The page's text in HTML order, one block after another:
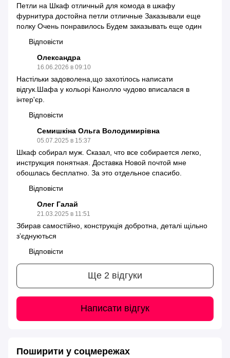
Петли на Шкаф отличный для комода в шкафу
фурнитура достойна петли отличные Заказывали еще
полку Очень понравилось Будем заказывать еще один
Відповісти
Олександра
16.06.2026 в 09:10
Настільки задоволена,що захотілось написати
відгук.Шафа у кольорі Канолло чудово вписалася в
інтер'єр.
Відповісти
Семишкіна Ольга Володимирівна
05.07.2025 в 15:37
Шкаф собирал муж. Сказал, что все собирается легко,
инструкция понятная. Доставка Новой почтой мне
обошлась бесплатно. За это отдельное спасибо.
Відповісти
Олег Галай
21.03.2025 в 11:51
Збирав самостійно, конструкція добротна, деталі щільно
зʼєднуються
Відповісти
Ще 2 відгуки
Написати відгук
Поширити у соцмережах